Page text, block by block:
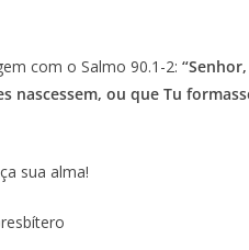
com o Salmo 90.1-2:
nascessem, ou que Tu
sua alma!